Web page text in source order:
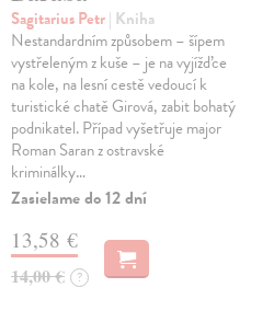
Sagitarius Petr| Kniha
Nestandardním způsobem – šípem
vystřeleným z kuše – je na vyjížďce
na kole, na lesní cestě vedoucí k
turistické chatě Girová, zabit bohatý
podnikatel. Případ vyšetřuje major
Roman Saran z ostravské
kriminálky…
Zasielame do 12 dní
13,58 €
14,00 € ?